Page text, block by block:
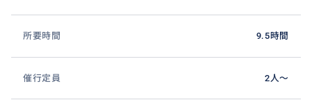
所要時間 9.5時間
催行定員 2人〜